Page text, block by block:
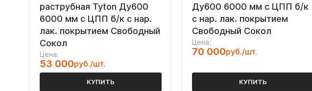
раструбная Tyton Ду600
6000 мм с ЦПП б/к с нар.
лак. покрытием Свободный
Сокол
Цена:
53 000руб./шт.
КУПИТЬ
Ду600 6000 мм с ЦПП б/к
с нар. лак. покрытием
Свободный Сокол
Цена:
70 000руб./шт.
КУПИТЬ